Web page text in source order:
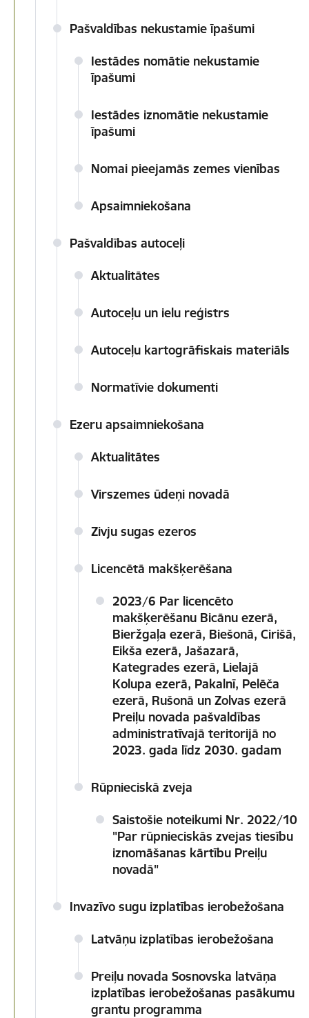
Pašvaldības nekustamie īpašumi
Iestādes nomātie nekustamie
īpašumi
Iestādes iznomātie nekustamie
īpašumi
Nomai pieejamās zemes vienības
Apsaimniekošana
Pašvaldības autoceļi
Aktualitātes
Autoceļu un ielu reģistrs
Autoceļu kartogrāfiskais materiāls
Normatīvie dokumenti
Ezeru apsaimniekošana
Aktualitātes
Virszemes ūdeņi novadā
Zivju sugas ezeros
Licencētā makšķerēšana
2023/6 Par licencēto
makšķerēšanu Bicānu ezerā,
Bieržgaļa ezerā, Biešonā, Cirišā,
Eikša ezerā, Jašazarā,
Kategrades ezerā, Lielajā
Kolupa ezerā, Pakalnī, Pelēča
ezerā, Rušonā un Zolvas ezerā
Preiļu novada pašvaldības
administratīvajā teritorijā no
2023. gada līdz 2030. gadam
Rūpnieciskā zveja
Saistošie noteikumi Nr. 2022/10
"Par rūpnieciskās zvejas tiesību
iznomāšanas kārtību Preiļu
novadā"
Invazīvo sugu izplatības ierobežošana
Latvāņu izplatības ierobežošana
Preiļu novada Sosnovska latvāņa
izplatības ierobežošanas pasākumu
grantu programma